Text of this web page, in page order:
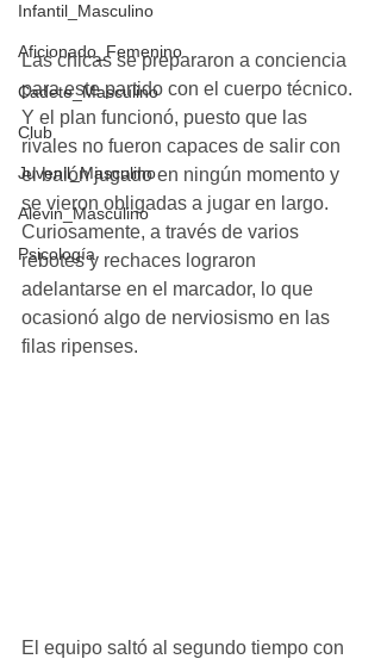
Infantil_Masculino
Aficionado_Femenino
Cadete_Masculino
Club
Juvenil_Masculino
Alevin_Masculino
Psicología
Las chicas se prepararon a conciencia
para este partido con el cuerpo técnico.
Y el plan funcionó, puesto que las
rivales no fueron capaces de salir con
el balón jugado en ningún momento y
se vieron obligadas a jugar en largo.
Curiosamente, a través de varios
rebotes y rechaces lograron
adelantarse en el marcador, lo que
ocasionó algo de nerviosismo en las
filas ripenses.
El equipo saltó al segundo tiempo con